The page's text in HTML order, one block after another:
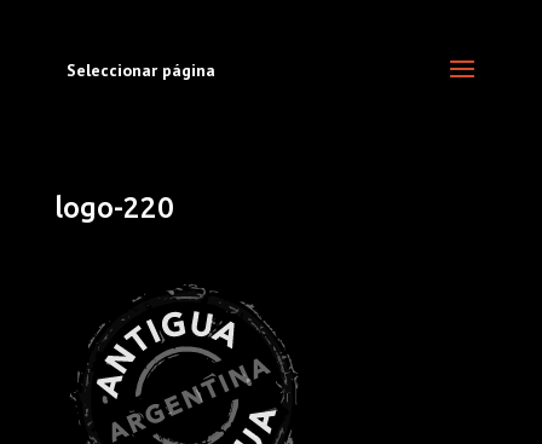
Seleccionar página
logo-220